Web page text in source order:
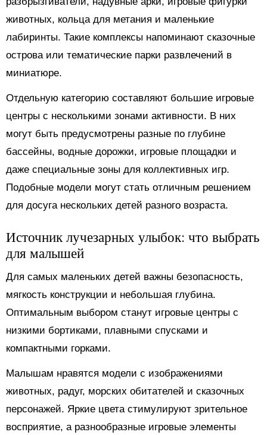
животных, кольца для метания и маленькие
лабиринты. Такие комплексы напоминают сказочные
острова или тематические парки развлечений в
миниатюре.
Отдельную категорию составляют большие игровые
центры с несколькими зонами активности. В них
могут быть предусмотрены разные по глубине
бассейны, водные дорожки, игровые площадки и
даже специальные зоны для коллективных игр.
Подобные модели могут стать отличным решением
для досуга нескольких детей разного возраста.
Источник лучезарных улыбок: что выбрать
для малышей
Для самых маленьких детей важны безопасность,
мягкость конструкции и небольшая глубина.
Оптимальным выбором станут игровые центры с
низкими бортиками, плавными спусками и
компактными горками.
Малышам нравятся модели с изображениями
животных, радуг, морских обитателей и сказочных
персонажей. Яркие цвета стимулируют зрительное
восприятие, а разнообразные игровые элементы